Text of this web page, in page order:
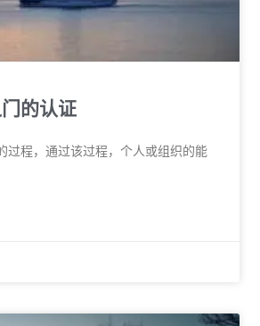
的认证
过程，通过该过程，个人或组织的能